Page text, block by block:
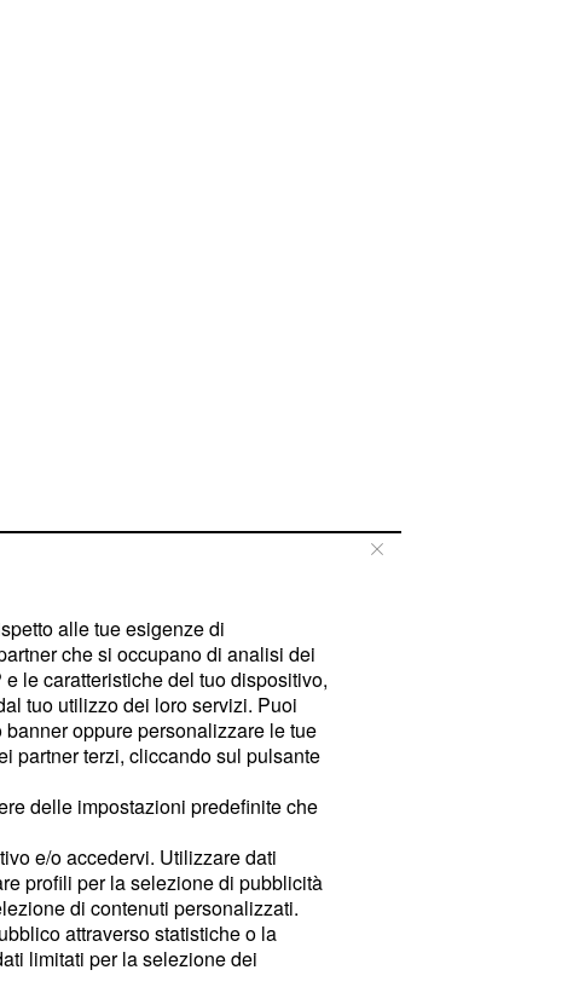
alle tue esigenze di
che si occupano di analisi dei
le caratteristiche del tuo dispositivo,
tuo utilizzo dei loro servizi. Puoi
oppure personalizzare le tue
partner terzi, cliccando sul pulsante
delle impostazioni predefinite che
e/o accedervi. Utilizzare dati
profili per la selezione di pubblicità
di contenuti personalizzati.
attraverso statistiche o la
limitati per la selezione dei